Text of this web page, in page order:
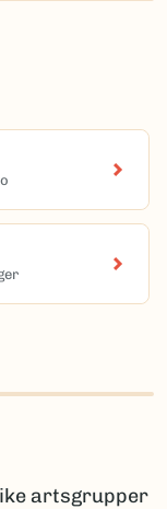
artsgrupper